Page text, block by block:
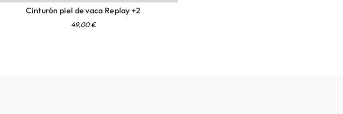
Cinturón piel de vaca Replay +2
49,00€